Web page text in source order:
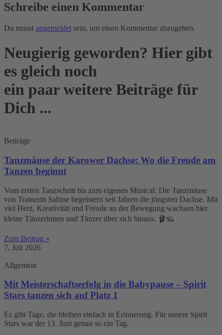
Schreibe einen Kommentar
Du musst angemeldet sein, um einen Kommentar abzugeben.
Neugierig geworden? Hier gibt
es gleich noch
ein paar weitere Beiträge für
Dich ...
Beiträge
Tanzmäuse der Karower Dachse: Wo die Freude am
Tanzen beginnt
Vom ersten Tanzschritt bis zum eigenen Musical: Die Tanzmäuse
von Trainerin Sabine begeistern seit Jahren die jüngsten Dachse. Mit
viel Herz, Kreativität und Freude an der Bewegung wachsen hier
kleine Tänzerinnen und Tänzer über sich hinaus. 🩰🦡
Zum Beitrag »
7. Juli 2026
Allgemein
Mit Meisterschaftserfolg in die Babypause – Spirit
Stars tanzen sich auf Platz 1
Es gibt Tage, die bleiben einfach in Erinnerung. Für unsere Spirit
Stars war der 13. Juni genau so ein Tag.